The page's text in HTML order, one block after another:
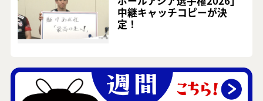
中継キャッチコピーが決
定！